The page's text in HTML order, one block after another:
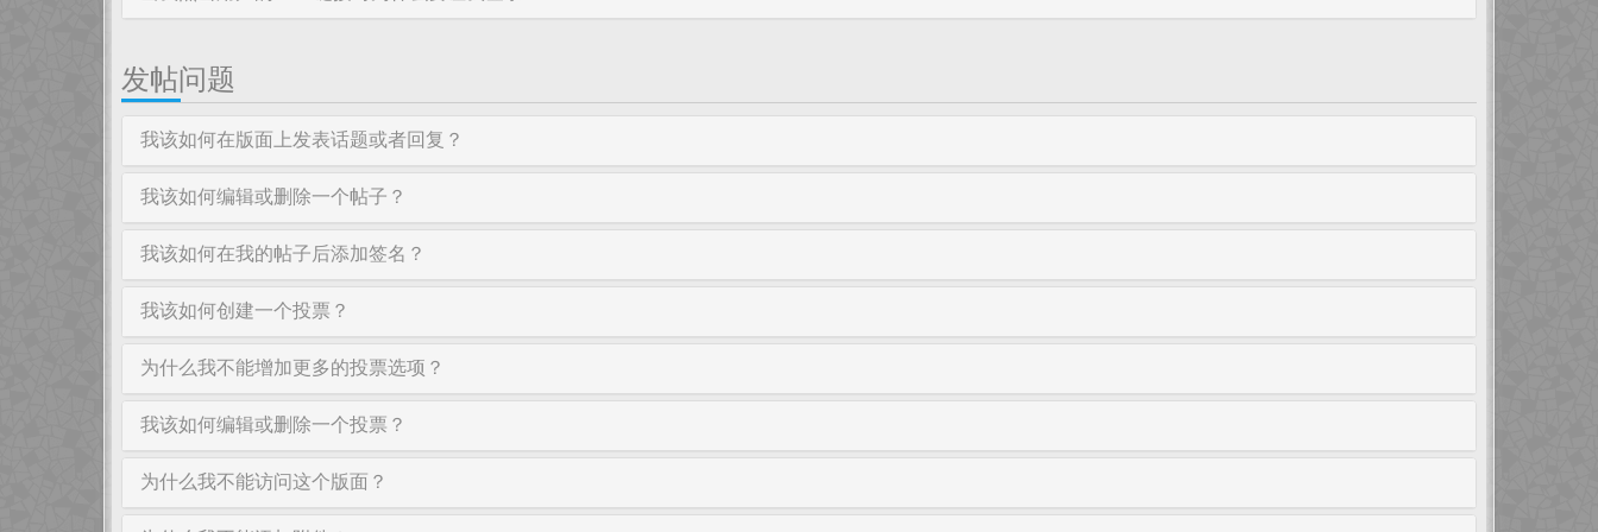
发帖问题
我该如何在版面上发表话题或者回复？
我该如何编辑或删除一个帖子？
我该如何在我的帖子后添加签名？
我该如何创建一个投票？
为什么我不能增加更多的投票选项？
我该如何编辑或删除一个投票？
为什么我不能访问这个版面？